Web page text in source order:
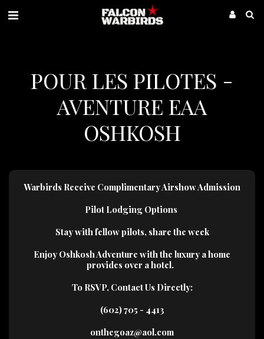
POUR LES PILOTES -
AVENTURE EAA
OSHKOSH
Warbirds Receive Complimentary Airshow Admission
Pilot Lodging Options
Stay with fellow pilots, share the week
Enjoy Oshkosh Adventure with the luxury a home
provides over a hotel.
To RSVP, Contact Us Directly:
(602) 705 - 4413
onthegoaz@aol.com